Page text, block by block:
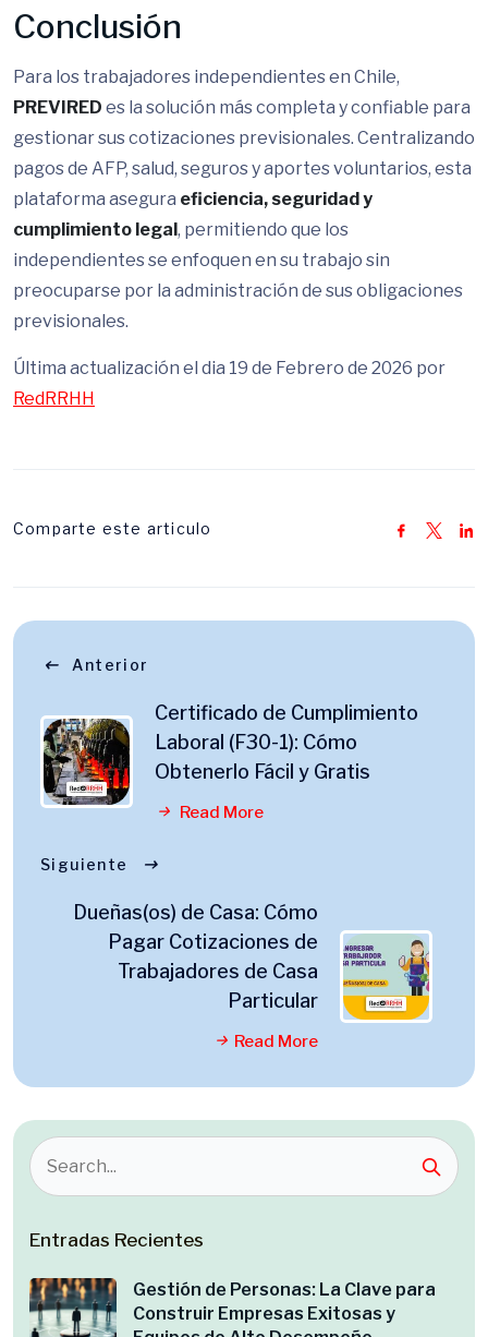
Conclusión
Para los trabajadores independientes en Chile,
PREVIRED es la solución más completa y confiable para
gestionar sus cotizaciones previsionales. Centralizando
pagos de AFP, salud, seguros y aportes voluntarios, esta
plataforma asegura eficiencia, seguridad y
cumplimiento legal, permitiendo que los
independientes se enfoquen en su trabajo sin
preocuparse por la administración de sus obligaciones
previsionales.
Última actualización el dia 19 de Febrero de 2026 por
RedRRHH
Comparte este articulo
Anterior
Certificado de Cumplimiento
Laboral (F30-1): Cómo
Obtenerlo Fácil y Gratis
Read More
Siguiente
Dueñas(os) de Casa: Cómo
Pagar Cotizaciones de
Trabajadores de Casa
Particular
Read More
Entradas Recientes
Gestión de Personas: La Clave para
Construir Empresas Exitosas y